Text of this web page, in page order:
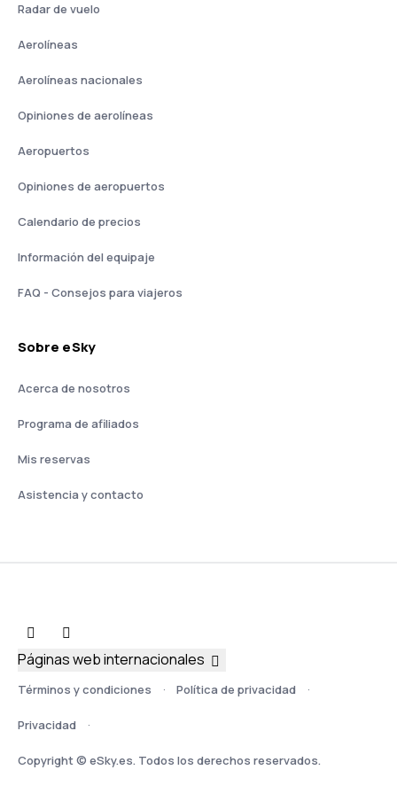
Radar de vuelo
Aerolíneas
Aerolíneas nacionales
Opiniones de aerolíneas
Aeropuertos
Opiniones de aeropuertos
Calendario de precios
Información del equipaje
FAQ - Consejos para viajeros
Sobre eSky
Acerca de nosotros
Programa de afiliados
Mis reservas
Asistencia y contacto
Términos y condiciones Política de privacidad
Privacidad
Copyright © eSky.es. Todos los derechos reservados.
Páginas web internacionales